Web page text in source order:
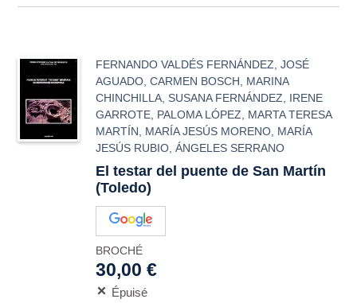
FERNANDO VALDÉS FERNÁNDEZ ,JOSÉ
AGUADO ,CARMEN BOSCH
MARINA
CHINCHILLA SUSANA FERNÁNDEZ
IRENE
GARROTE PALOMA LÓPEZ
MARTA TERESA
MARTÍN
MARÍA JESÚS MORENO MARÍA
JESÚS RUBIO ,ÁNGELES SERRANO
El testar del puente de San Martín
(Toledo)
BROCHÉ
30,00 €
Épuisé